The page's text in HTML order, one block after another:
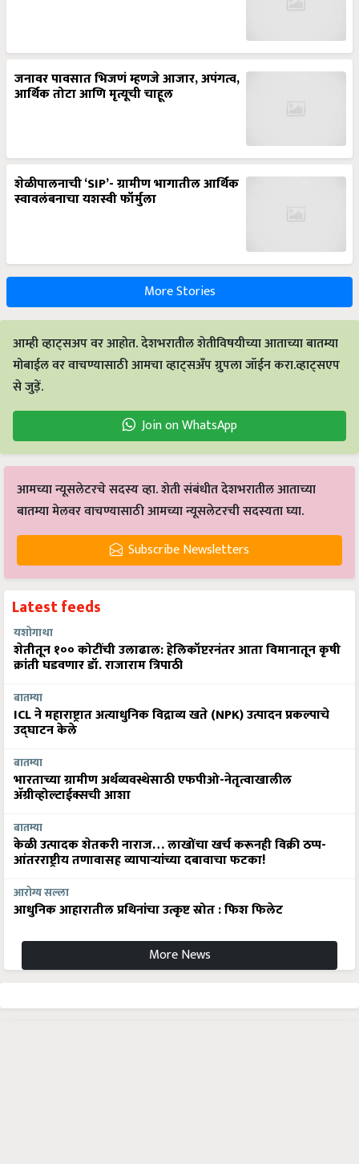
जनावर पावसात भिजणं म्हणजे आजार, अपंगत्व,
आर्थिक तोटा आणि मृत्यूची चाहूल
शेळीपालनाची ‘SIP’- ग्रामीण भागातील आर्थिक
स्वावलंबनाचा यशस्वी फॉर्मुला
More Stories
आम्ही व्हाट्सअप वर आहोत. देशभरातील शेतीविषयीच्या आताच्या बातम्या
मोबाईल वर वाचण्यासाठी आमचा व्हाट्सअँप ग्रुपला जॉईन करा.व्हाट्सएप
से जुड़ें.
Join on WhatsApp
आमच्या न्यूसलेटरचे सदस्य व्हा. शेती संबंधीत देशभरातील आताच्या
बातम्या मेलवर वाचण्यासाठी आमच्या न्यूसलेटरची सदस्यता घ्या.
Subscribe Newsletters
Latest feeds
यशोगाथा
शेतीतून १०० कोटींची उलाढाल: हेलिकॉप्टरनंतर आता विमानातून कृषी
क्रांती घडवणार डॉ. राजाराम त्रिपाठी
बातम्या
ICL ने महाराष्ट्रात अत्याधुनिक विद्राव्य खते (NPK) उत्पादन प्रकल्पाचे
उद्घाटन केले
बातम्या
भारताच्या ग्रामीण अर्थव्यवस्थेसाठी एफपीओ-नेतृत्वाखालील
अ‍ॅग्रीव्होल्टाईक्सची आशा
बातम्या
केळी उत्पादक शेतकरी नाराज… लाखोंचा खर्च करूनही विक्री ठप्प-
आंतरराष्ट्रीय तणावासह व्यापाऱ्यांच्या दबावाचा फटका!
आरोग्य सल्ला
आधुनिक आहारातील प्रथिनांचा उत्कृष्ट स्रोत : फिश फिलेट
More News